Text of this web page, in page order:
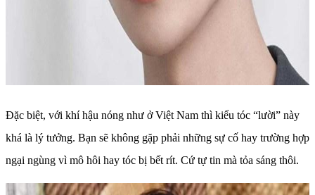
Đặc biệt, với khí hậu nóng như ở Việt Nam thì kiểu tóc “lười” này
khá là lý tưởng. Bạn sẽ không gặp phải những sự cố hay trường hợp
ngại ngùng vì mô hôi hay tóc bị bết rít. Cứ tự tin mà tỏa sáng thôi.